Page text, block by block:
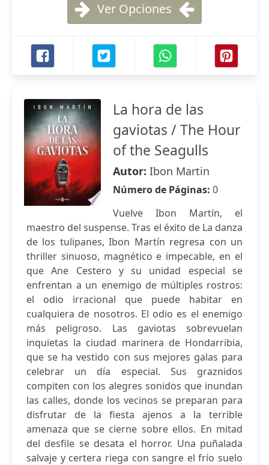
Ver Opciones
La hora de las
gaviotas / The Hour
of the Seagulls
Autor: Ibon Martin
Número de Páginas: 0
Vuelve Ibon Martín, el
maestro del suspense. Tras el éxito de La danza
de los tulipanes, Ibon Martín regresa con un
thriller sinuoso, magnético e impecable, en el
que Ane Cestero y su unidad especial se
enfrentan a un enemigo de múltiples rostros:
el odio irracional que puede habitar en
cualquiera de nosotros. El odio es el enemigo
más peligroso. Las gaviotas sobrevuelan
inquietas la ciudad marinera de Hondarribia,
que se ha vestido con sus mejores galas para
celebrar un día especial. Sus graznidos
compiten con los alegres sonidos que inundan
las calles, donde los vecinos se preparan para
disfrutar de la fiesta ajenos a la terrible
amenaza que se cierne sobre ellos. En mitad
del desfile se desata el horror. Una puñalada
salvaje y certera riega con sangre el frío suelo